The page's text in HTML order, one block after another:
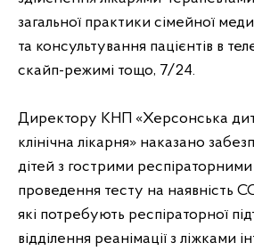
загальної практики сімейної
та консультування пацієнтів в
скайп-режимі тощо, 7/24.
Директору КНП «Херсонська
клінічна лікарня» наказано
дітей з гострими респіраторними
проведення тесту на наявність
які потребують респіраторної
відділення реанімації з ліжками